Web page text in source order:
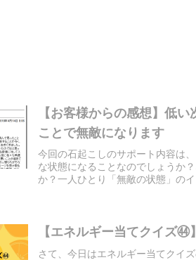
【お客様からの感想】低
ことで無敵になります
今回の石起こしのサポート内容は
な状態になることなのでしょうか
か？一人ひとり「無敵の状態」の
【エネルギー当てクイズ
さて、今日はエネルギー当てクイ